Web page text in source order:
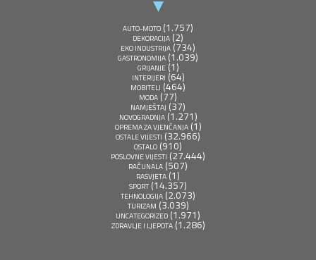
AUTO-MOTO (1.757)
DEKORACIJA (2)
EKO INDUSTRIJA (734)
GASTRONOMIJA (1.039)
GRIJANJE(1)
INTERIJERI (64)
MOBITELI (464)
MODA (77)
NAMJEŠTAJ (37)
NOVOGRADNJA(1.271)
OPREMA ZA VJENČANJA(1)
OSTALE VIJESTI (32.966)
OSTALO (910)
POSLOVNE VIJESTI (27.444)
RAČUNALA (507)
RASVJETA(1)
SPORT (14.357)
TEHNOLOGIJA (2.073)
TURIZAM (3.039)
UNCATEGORIZED (1.971)
ZDRAVLJE I LJEPOTA(1.286)